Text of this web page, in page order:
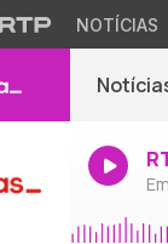
NOTÍCIAS